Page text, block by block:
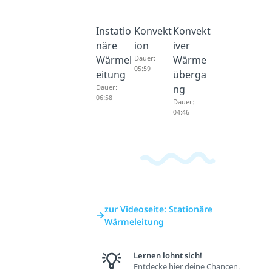
Instatio
näre
Wärmel
eitung
Dauer:
06:58
Konvekt
ion
Dauer:
05:59
Konvekt
iver
Wärme
überga
ng
Dauer:
04:46
zur Videoseite: Stationäre
Wärmeleitung
Lernen lohnt sich!
Entdecke hier deine Chancen.